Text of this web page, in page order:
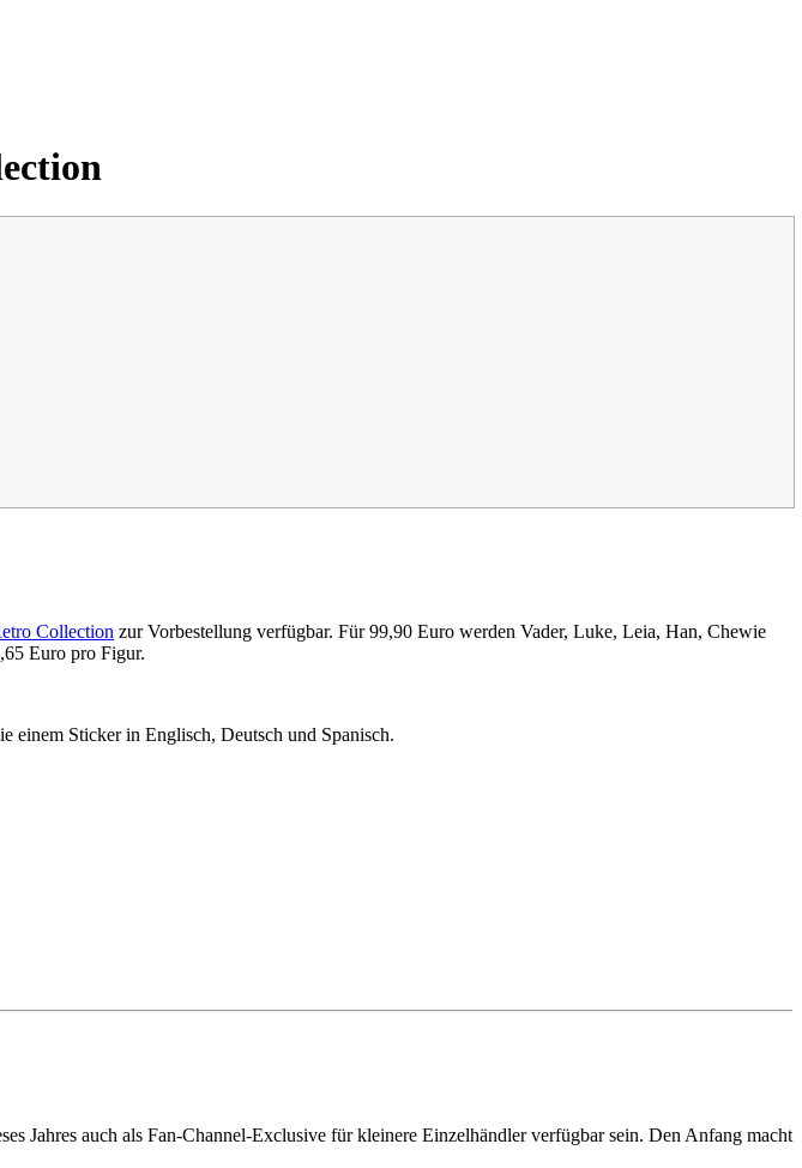
Collection zur Vorbestellung verfügbar. Für 99,90 Euro werden Vader, Luke, Leia, Han, Chewie
Euro pro Figur.
einem Sticker in Englisch, Deutsch und Spanisch.
Jahres auch als Fan-Channel-Exclusive für kleinere Einzelhändler verfügbar sein. Den Anfang macht